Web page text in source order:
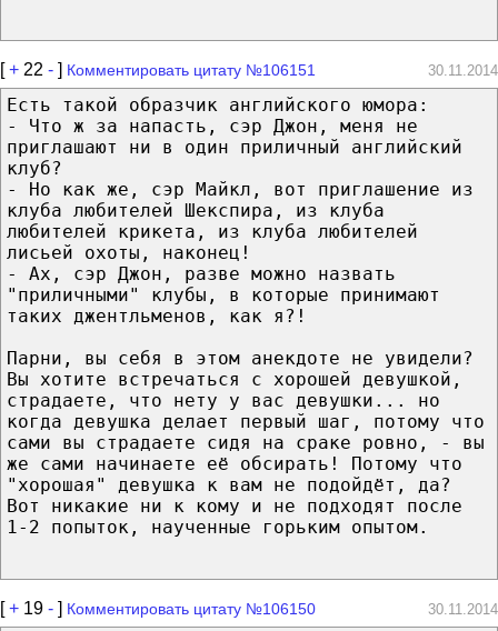
[+ 22 - ] Комментировать цитату №106151 30.11.2014
Есть такой образчик английского юмора:
- Что ж за напасть, сэр Джон, меня не
приглашают ни в один приличный английский
клуб?
- Но как же, сэр Майкл, вот приглашение из
клуба любителей Шекспира, из клуба
любителей крикета, из клуба любителей
лисьей охоты, наконец!
- Ах, сэр Джон, разве можно назвать
"приличными" клубы, в которые принимают
таких джентльменов, как я?!
Парни, вы себя в этом анекдоте не увидели?
Вы хотите встречаться с хорошей девушкой,
страдаете, что нету у вас девушки... но
когда девушка делает первый шаг, потому что
сами вы страдаете сидя на сраке ровно, - вы
же сами начинаете её обсирать! Потому что
"хорошая" девушка к вам не подойдёт, да?
Вот никакие ни к кому и не подходят после
1-2 попыток, наученные горьким опытом.
[+ 19 - ] Комментировать цитату №106150 30.11.2014